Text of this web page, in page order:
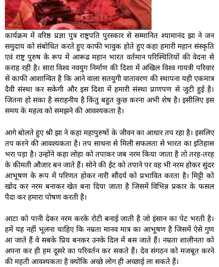
कार्यक्रम में वरिष्ठ प्रज्ञा पुत्र राष्ट्रपति पुरस्कार से सम्मानित श्यामानंद झा ने जन
समुदाय को संबोधित करते हुए काफी भावुक होते हुए कहा हमारी महान संस्कृति
एवं राष्ट्र पुरुष के रूप में आरूढ महान भारत वर्तमान परिस्थितियों की वेदना से
कराह रही है। सारा विश्व नवयुग निर्माण की दिशा में अखिल विश्व गायत्री परिवार
से काफी आशान्वित है कि आने वाला सतयुगी वातावरण की स्थापना यही एकमात्र
दैवी संस्था कर सकेगी और इस दिशा में हमारी संस्था प्राणपण से जुटी हुई है।
जितना हो सका है सराहनीय है किंतु बहुत कुछ करना अभी शेष है। इसीलिए इस
समय के महत्व को समझने की आवश्यकता है।
आगे बोलते हुए श्री झा ने कहा महापुरुषों के जीवन का आधार तप रहा है। इसलिए
तप करने की आवश्यकता है। तप साधना से मिली सफलता से भारत का इतिहास
भरा पड़ा है। उन्होंने कहा लोहा को तपाकर जब नरम किया जाता है तो तरह-तरह
के कीमती औजार बन जाते हैं। सोने की ईट को तपाने पर वह भी नरम होकर सुंदर
आभूषण के रूप में परिणत होकर नारी सौंदर्य को प्रभावित करता है। मिट्टी को
खोद कर नरम बनाकर खेत बना दिया जाता है जिसमें विभिन्न प्रकार के फसल
पैदा कर हमारा पोषण करती है।
आटा को पानी देकर नरम करके रोटी बनाई जाती है जो इंसान का पेट भरती है।
हमें यह नहीं भूलना चाहिए कि नम्रता मानव मात्र का आभूषण है जिसमें ऐसे गुण
आ जाते हैं वे सबके प्रिय बनकर उनके दिल में बस जाते हैं। नम्रता शालीनता को
अपना कर ही हम दूसरे का परिवर्तन कर सकते हैं। देव संगठन को मजबूत करने
की महती आवश्यकता है क्योंकि अच्छे लोग ही अच्छाई ला सकते हैं।